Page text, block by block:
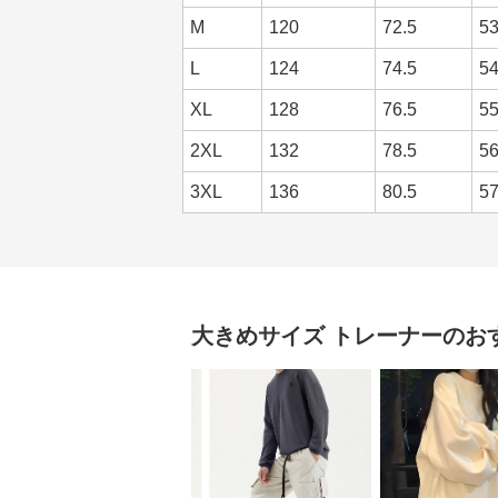
M 120 72.5 53
L 124 74.5 54
XL 128 76.5 55
2XL 132 78.5 56
3XL 136 80.5 57
大きめサイズ トレーナーのお